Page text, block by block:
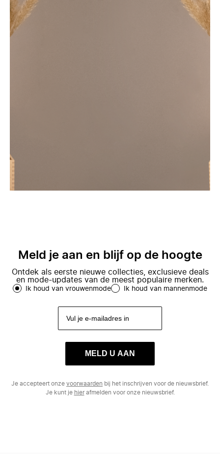
Meld je aan en blijf op de hoogte
Ontdek als eerste nieuwe collecties, exclusieve deals
en mode-updates van de meest populaire merken.
Ik houd van vrouwenmode Ik houd van mannenmode
MELD U AAN
Je accepteert onze voorwaarden bij het inschrijven voor de nieuwsbrief.
Je kunt je hierafmelden voor onze nieuwsbrief.